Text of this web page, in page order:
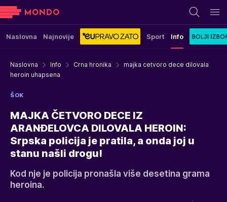
Naslovna Najnovije Sport Info
Naslovna Info Crna hronika
majka cetvoro dece dilovala
heroin uhapsena
ŠOK
MAJKA ČETVORO DECE IZ
ARANĐELOVCA DILOVALA HEROIN:
Srpska policija je pratila, a onda joj u
stanu našli drogu!
Kod nje je policija pronašla više desetina grama
heroina.